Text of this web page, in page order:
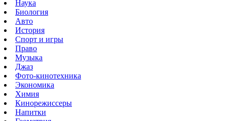
Наука
Биология
Авто
История
Спорт и игры
Право
Музыка
Джаз
Фото-кинотехника
Экономика
Химия
Кинорежиссеры
Напитки